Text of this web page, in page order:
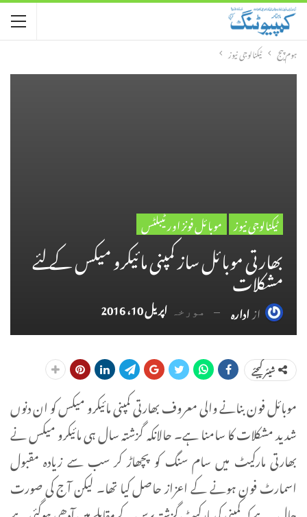
ہوم پیج ٹیکنالوجی نیوز
ٹیکنالوجی نیوز موبائل فونز اور ٹیبلٹس
بھارتی موبائل ساز کمپنی مائیکرو میکس کے لئے
مشکلات
ازادارہ مورخہ اپریل 10، 2016
شیئر کیجئے
موبائل فون بنانے والی معروف بھارتی کمپنی مائیکرو میکس کو ان دنوں
شدید مشکلات کا سامنا ہے۔ حالانکہ گزشتہ سال ہی مائیکرو میکس نے
بھارتی مارکیٹ میں سام سنگ کو پچھاڑ کر سب سے زیادہ مقبول
اسمارٹ فون ہونے کے اعزاز حاصل کیا تھا۔ لیکن آج کی صورت